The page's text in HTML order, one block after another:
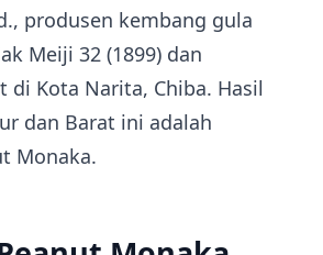
produsen kembang gula
Meiji 32 (1899) dan
di Kota Narita, Chiba. Hasil
dan Barat ini adalah
Monaka.